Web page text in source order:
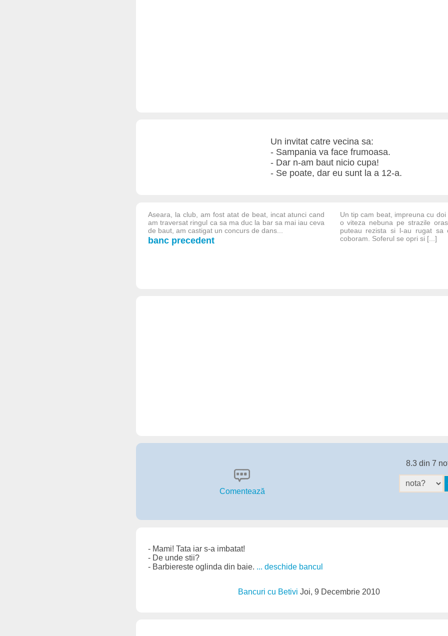
Un invitat catre vecina sa:
- Sampania va face frumoasa.
- Dar n-am baut nicio cupa!
- Se poate, dar eu sunt la a 12-a.
Aseara, la club, am fost atat de beat, incat atunci cand
am traversat ringul ca sa ma duc la bar sa mai iau ceva
de baut, am castigat un concurs de dans...
banc precedent
Un tip cam beat, impreuna cu
o viteza nebuna pe strazile
puteau rezista si l-au rugat sa
coboram. Soferul se opri si [...]
Comentează
8.3 din 7
- Mami! Tata iar s-a imbatat!
- De unde stii?
- Barbiereste oglinda din baie. ... deschide bancul
Bancuri cu BetiviJoi, 9 Decembrie 2010